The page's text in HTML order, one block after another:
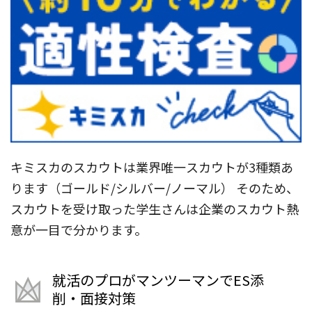
キミスカのスカウトは業界唯一スカウトが3種類あ
ります（ゴールド/シルバー/ノーマル） そのため、
スカウトを受け取った学生さんは企業のスカウト熱
意が一目で分かります。
就活のプロがマンツーマンでES添
削・面接対策